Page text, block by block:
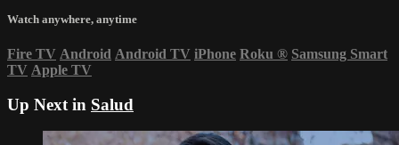
Watch anywhere, anytime
Fire TV Android Android TV iPhone Roku ® Samsung Smart
TV Apple TV
Up Next in Salud